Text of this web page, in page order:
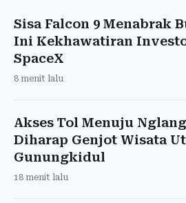
Sisa Falcon 9 Menabrak
Ini Kekhawatiran
SpaceX
8 menit lalu
Akses Tol Menuju
Diharap Genjot Wisata
Gunungkidul
18 menit lalu